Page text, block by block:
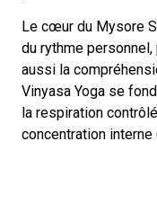
Le cœur du Mysore
du rythme
aussi la
Vinyasa Yoga se
la respiration
concentration interne